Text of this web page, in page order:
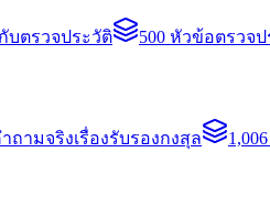
บตรวจประวัติ 500 หัวข้อตรวจ
ถามจริงเรื่องรับรองกงสุล